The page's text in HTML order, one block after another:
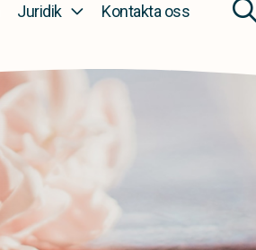
Juridik Kontakta oss